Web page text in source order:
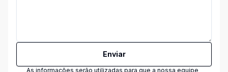
Enviar
As informações serão utilizadas para que a nossa equipe